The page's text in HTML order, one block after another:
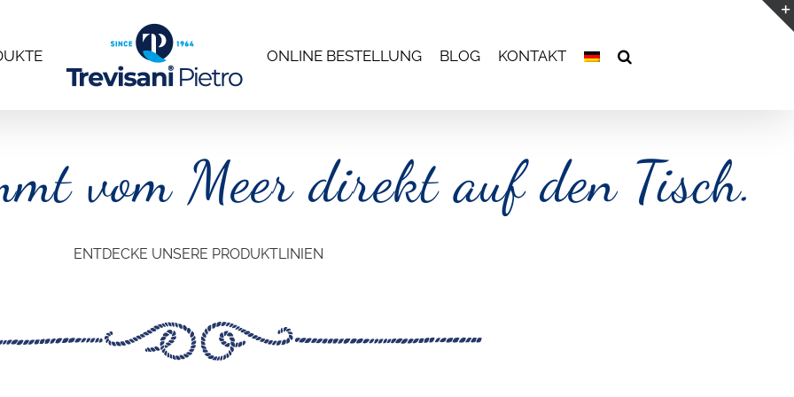
ONLINE BESTELLUNG BLOG KONTAKT
vom Meer direkt auf den Tisch.
ENTDECKE UNSERE PRODUKTLINIEN